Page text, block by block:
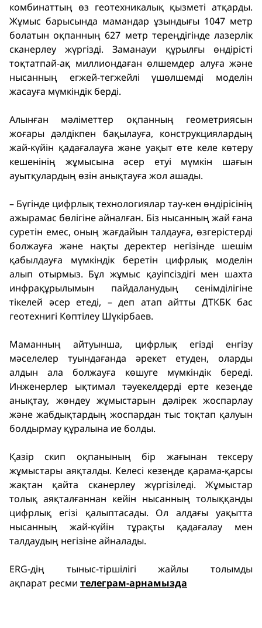
комбинаттың өз геотехникалық қызметі атқарды.
Жұмыс барысында мамандар ұзындығы 1047 метр
болатын оқпанның 627 метр тереңдігінде лазерлік
сканерлеу жүргізді. Заманауи құрылғы өндірісті
тоқтатпай-ақ миллиондаған өлшемдер алуға және
нысанның егжей-тегжейлі үшөлшемді моделін
жасауға мүмкіндік берді.
Алынған мәліметтер оқпанның геометриясын
жоғары дәлдікпен бақылауға, конструкциялардың
жай-күйін қадағалауға және уақыт өте келе көтеру
кешенінің жұмысына әсер етуі мүмкін шағын
ауытқулардың өзін анықтауға жол ашады.
– Бүгінде цифрлық технологиялар тау-кен өндірісінің
ажырамас бөлігіне айналған. Біз нысанның жай ғана
суретін емес, оның жағдайын талдауға, өзгерістерді
болжауға және нақты деректер негізінде шешім
қабылдауға мүмкіндік беретін цифрлық моделін
алып отырмыз. Бұл жұмыс қауіпсіздігі мен шахта
инфрақұрылымын пайдаланудың сенімділігіне
тікелей әсер етеді, – деп атап айтты ДТКБК бас
геотехнигі Көптілеу Шүкірбаев.
Маманның айтуынша, цифрлық егізді енгізу
мәселелер туындағанда әрекет етуден, оларды
алдын ала болжауға көшуге мүмкіндік береді.
Инженерлер ықтимал тәуекелдерді ерте кезеңде
анықтау, жөндеу жұмыстарын дәлірек жоспарлау
және жабдықтардың жоспардан тыс тоқтап қалуын
болдырмау құралына ие болды.
Қазір скип оқпанының бір жағынан тексеру
жұмыстары аяқталды. Келесі кезеңде қарама-қарсы
жақтан қайта сканерлеу жүргізіледі. Жұмыстар
толық аяқталғаннан кейін нысанның толыққанды
цифрлық егізі қалыптасады. Ол алдағы уақытта
нысанның жай-күйін тұрақты қадағалау мен
талдаудың негізіне айналады.
ERG-дің тыныс-тіршілігі жайлы толымды
ақпарат ресми телеграм-арнамызда